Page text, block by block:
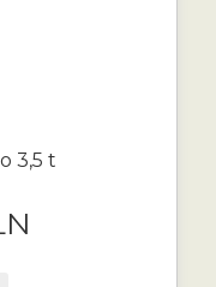
3,5 t